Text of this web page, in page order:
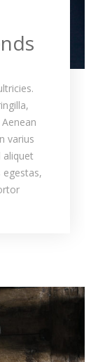
varius
egestas,